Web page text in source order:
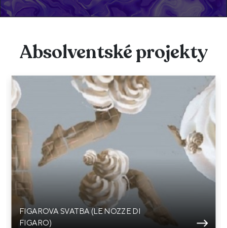
Absolventské projekty
FIGAROVA SVATBA (LE NOZZE DI
FIGARO)